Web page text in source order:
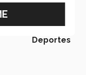
Deportes